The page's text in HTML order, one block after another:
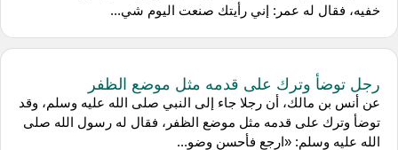
خفيه، فقال له عمر: إني رأيتك صنعت اليوم شي...
رجل توضأ وترك على قدمه مثل موضع الظفر
عن أنس بن مالك، أن رجلا جاء إلى النبي صلى الله عليه وسلم، وقد
توضأ وترك على قدمه مثل موضع الظفر، فقال له رسول الله صلى
الله عليه وسلم: «ارجع فأحسن وضو...